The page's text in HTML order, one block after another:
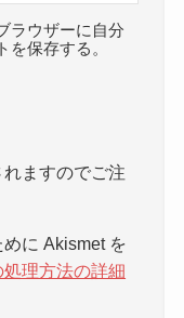
ラウザーに自分
保存する。
ますのでご注
に Akismet を
理方法の詳細